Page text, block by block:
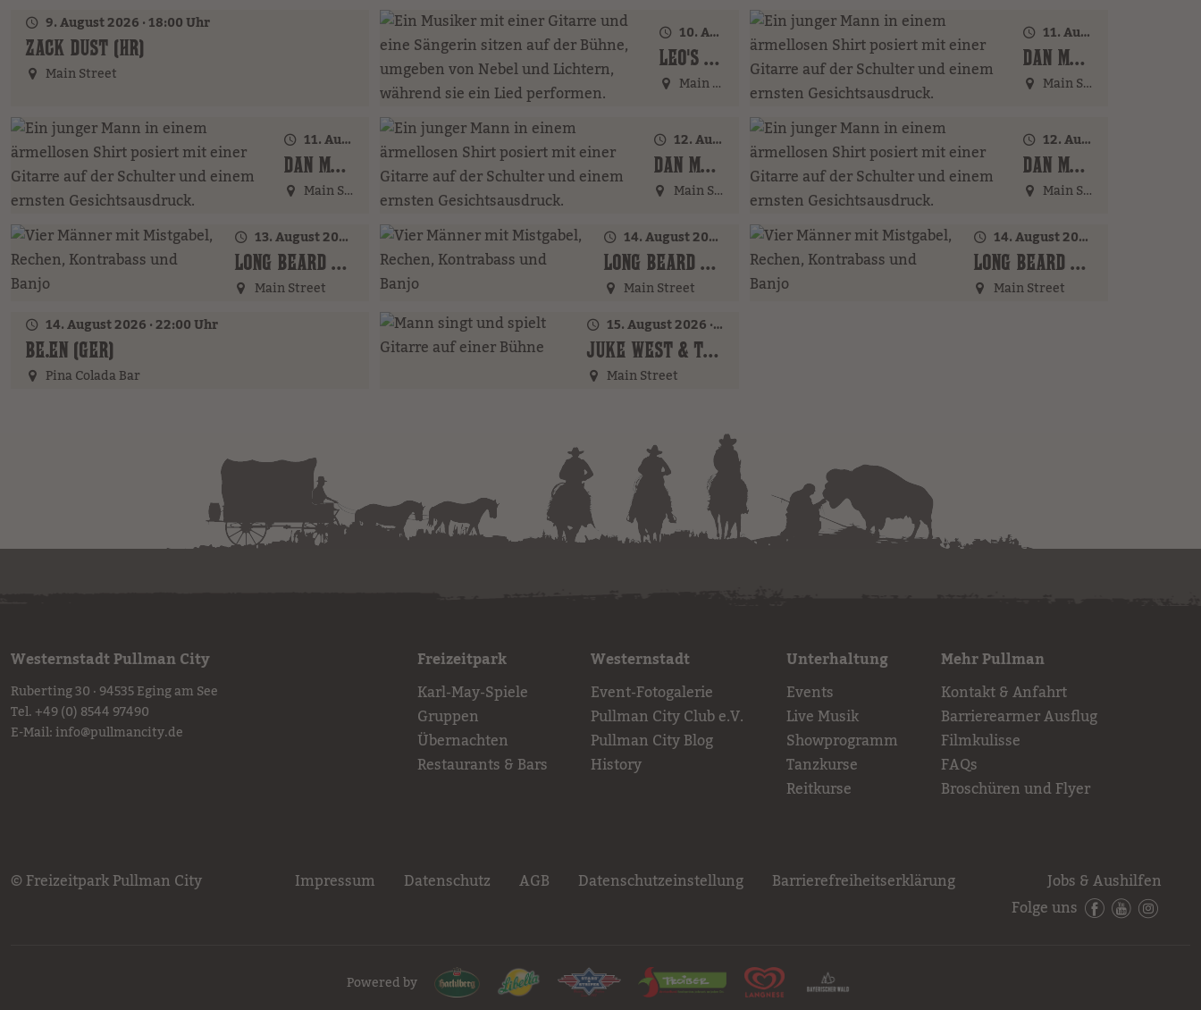
9. August 2026 · 18:00 Uhr
ZACK DUST (HR)
Main Street
10. August 2026 · 18:00 Uhr
LEO'S FAMILY (GER)
Main Street
11. August 2026 · 17:00 Uhr – 18:00 Uhr
DAN MCBAKER (GER)
Main Street
11. August 2026 · 20:00 Uhr
DAN MCBAKER (GER)
Main Street
12. August 2026 · 17:00 Uhr – 18:00 Uhr
DAN MCBAKER (GER)
Main Street
12. August 2026 · 20:00 Uhr
DAN MCBAKER (GER)
Main Street
13. August 2026 · 18:00 Uhr
LONG BEARD BROTHERS (AT)
Main Street
14. August 2026 · 16:00 Uhr – 18:00 Uhr
LONG BEARD BROTHERS (AT)
Main Street
14. August 2026 · 20:00 Uhr
LONG BEARD BROTHERS (AT)
Main Street
14. August 2026 · 22:00 Uhr
BE.EN (GER)
Pina Colada Bar
15. August 2026 · 16:00 Uhr – 18:00 Uhr
JUKE WEST & THE BAND (AT)
Main Street
Westernstadt Pullman City
Ruberting 30 · 94535 Eging am See
Tel.+49 (0) 8544 97490
E-Mail:info@pullmancity.de
Freizeitpark
Karl-May-Spiele
Gruppen
Übernachten
Restaurants & Bars
Westernstadt
Event-Fotogalerie
Pullman City Club e.V.
Pullman City Blog
History
Unterhaltung
Events
Live Musik
Showprogramm
Tanzkurse
Reitkurse
Mehr Pullman
Kontakt & Anfahrt
Barrierearmer Ausflug
Filmkulisse
FAQs
Broschüren und Flyer
Impressum Datenschutz AGB Datenschutzeinstellung Barrierefreiheitserklärung
Jobs & Aushilfen
Folge uns Facebook
YouTube
© Freizeitpark Pullman City
Powered by